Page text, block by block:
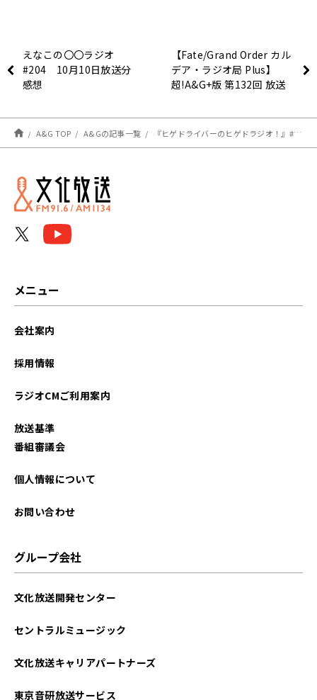
えなこの〇〇ラジオ
#204 10月10日放送分
感想
【Fate/Grand Order カル
デア・ラジオ局 Plus】
超!A&G+版 第132回 放送
A&G TOP A&Gの記事一覧 『ヒゲドライバーのヒゲドラジオ！』#15 放送後記
メニュー
会社案内
採用情報
ラジオCMご利用案内
放送基準
番組審議会
個人情報について
お問い合わせ
グループ会社
文化放送開発センター
セントラルミュージック
文化放送キャリアパートナーズ
東京音研放送サービス